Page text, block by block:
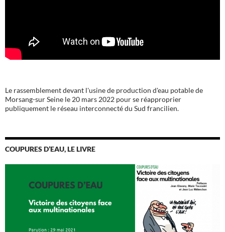
Le rassemblement devant l'usine de production d'eau potable de
Morsang-sur Seine le 20 mars 2022 pour se réapproprier
publiquement le réseau interconnecté du Sud francilien.
COUPURES D’EAU, LE LIVRE